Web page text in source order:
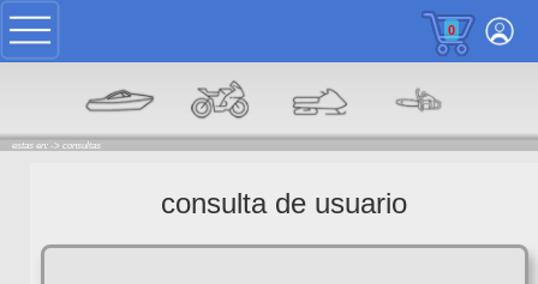
0
estas en: -> consultas
consulta de usuario